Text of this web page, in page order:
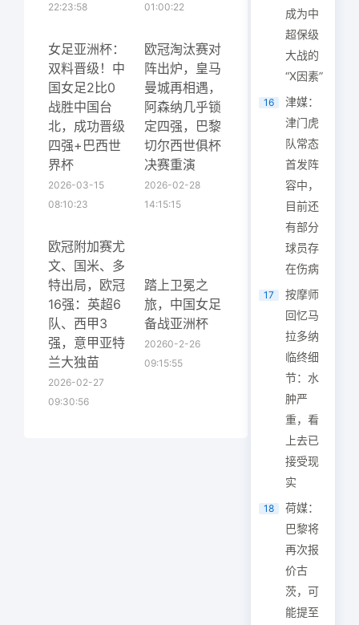
22:23:58
01:00:22
女足亚洲杯：
双料晋级！中
国女足2比0
战胜中国台
北，成功晋级
四强+巴西世
界杯
2026-03-15
08:10:23
欧冠淘汰赛对
阵出炉，皇马
曼城再相遇，
阿森纳几乎锁
定四强，巴黎
切尔西世俱杯
决赛重演
2026-02-28
14:15:15
欧冠附加赛尤
文、国米、多
特出局，欧冠
16强：英超6
队、西甲3
强，意甲亚特
兰大独苗
2026-02-27
09:30:56
踏上卫冕之
旅，中国女足
备战亚洲杯
20260-2-26
09:15:55
成为中
超保级
大战的
“X因素”
16
津媒：
津门虎
队常态
首发阵
容中，
目前还
有部分
球员存
在伤病
17
按摩师
回忆马
拉多纳
临终细
节：水
肿严
重，看
上去已
接受现
实
18
荷媒：
巴黎将
再次报
价古
茨，可
能提至